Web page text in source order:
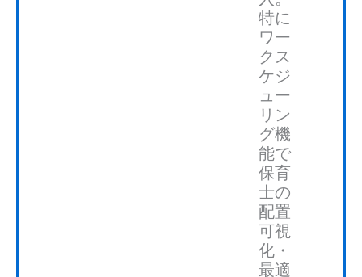
CTは当社の日常業務に根付いています。
保育ICTの第一ステップは保育士の負担軽減です
が、その次のステップは、業務効率化で生まれた
ゆとりで子どもとの関わりを増やすこと、蓄積さ
れたデータを分析し保育の質に還元していくこと
だと思います。保育士は日誌・連絡帳に追われる
毎日ですが、その作業は子どもそれぞれの姿をと
らえる大事なプロセスです。しかし、手書きだと
保育士個人で完結した整理に過ぎません。保育ICT
を活用することで蓄積したデータを参考にできる
他、複数名が同じものを見て、その子にとって一
特に
ワー
クス
ケジ
ュー
リン
グ機
能で
保育
士の
配置
可視
化・
最適